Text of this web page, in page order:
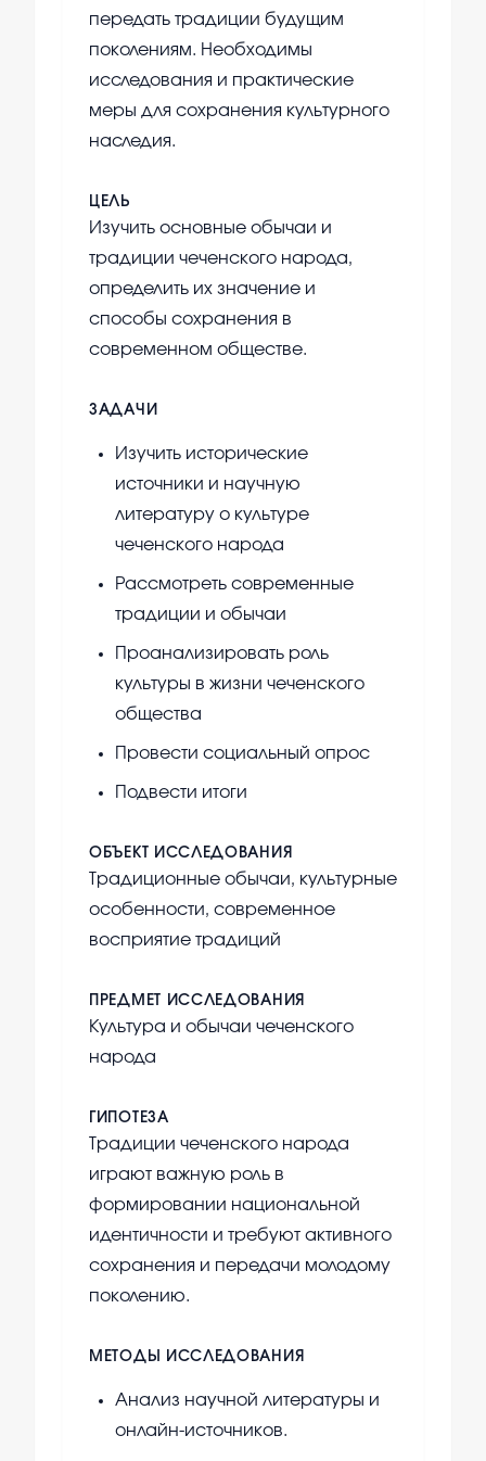
передать традиции будущим
поколениям. Необходимы
исследования и практические
меры для сохранения культурного
наследия.
ЦЕЛЬ
Изучить основные обычаи и
традиции чеченского народа,
определить их значение и
способы сохранения в
современном обществе.
ЗАДАЧИ
Изучить исторические
источники и научную
литературу о культуре
чеченского народа
Рассмотреть современные
традиции и обычаи
Проанализировать роль
культуры в жизни чеченского
общества
Провести социальный опрос
Подвести итоги
ОБЪЕКТ ИССЛЕДОВАНИЯ
Традиционные обычаи, культурные
особенности, современное
восприятие традиций
ПРЕДМЕТ ИССЛЕДОВАНИЯ
Культура и обычаи чеченского
народа
ГИПОТЕЗА
Традиции чеченского народа
играют важную роль в
формировании национальной
идентичности и требуют активного
сохранения и передачи молодому
поколению.
МЕТОДЫ ИССЛЕДОВАНИЯ
Анализ научной литературы и
онлайн-источников.